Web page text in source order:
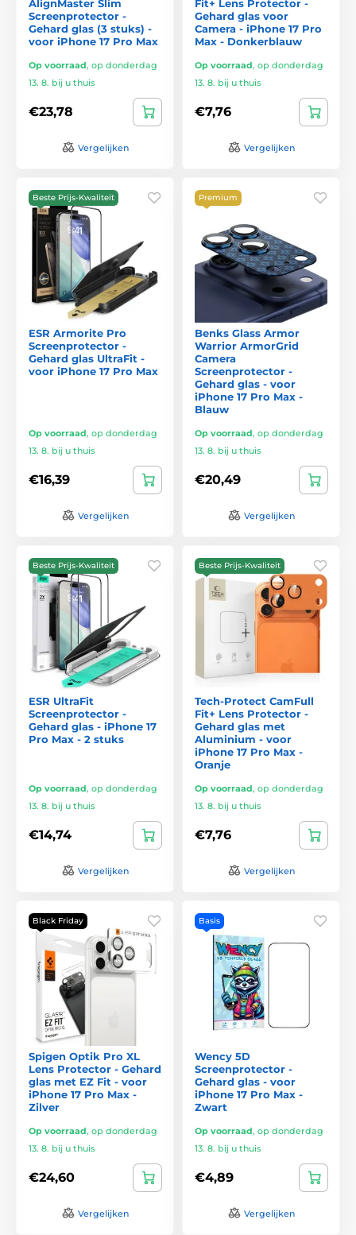
AlignMaster Slim
Screenprotector -
Gehard glas (3 stuks) -
voor iPhone 17 Pro Max
Op voorraad, op donderdag
13. 8. bij u thuis
€23,78
Vergelijken
Fit+ Lens Protector -
Gehard glas voor
Camera - iPhone 17 Pro
Max - Donkerblauw
Op voorraad, op donderdag
13. 8. bij u thuis
€7,76
Vergelijken
Beste Prijs-Kwaliteit
ESR Armorite Pro
Screenprotector -
Gehard glas UltraFit -
voor iPhone 17 Pro Max
Op voorraad, op donderdag
13. 8. bij u thuis
€16,39
Vergelijken
Premium
Benks Glass Armor
Warrior ArmorGrid
Camera
Screenprotector -
Gehard glas - voor
iPhone 17 Pro Max -
Blauw
Op voorraad, op donderdag
13. 8. bij u thuis
€20,49
Vergelijken
Beste Prijs-Kwaliteit
ESR UltraFit
Screenprotector -
Gehard glas - iPhone 17
Pro Max - 2 stuks
Op voorraad, op donderdag
13. 8. bij u thuis
€14,74
Vergelijken
Beste Prijs-Kwaliteit
Tech-Protect CamFull
Fit+ Lens Protector -
Gehard glas met
Aluminium - voor
iPhone 17 Pro Max -
Oranje
Op voorraad, op donderdag
13. 8. bij u thuis
€7,76
Vergelijken
Black Friday
Spigen Optik Pro XL
Lens Protector - Gehard
glas met EZ Fit - voor
iPhone 17 Pro Max -
Zilver
Op voorraad, op donderdag
13. 8. bij u thuis
€24,60
Vergelijken
Basis
Wency 5D
Screenprotector -
Gehard glas - voor
iPhone 17 Pro Max -
Zwart
Op voorraad, op donderdag
13. 8. bij u thuis
€4,89
Vergelijken